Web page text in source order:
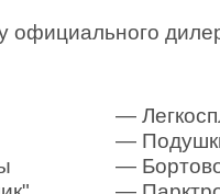
официального
—
—
—